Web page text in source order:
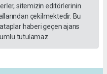
sitemizin editörlerinin
çekilmektedir. Bu
haberi geçen ajans
tutulamaz.